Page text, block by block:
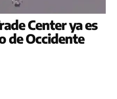
Center ya es
de Occidente